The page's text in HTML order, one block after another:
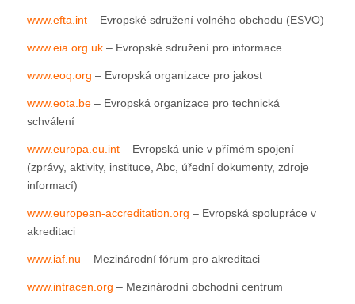
www.efta.int– Evropské sdružení volného obchodu (ESVO)
www.eia.org.uk– Evropské sdružení pro informace
www.eoq.org – Evropská organizace pro jakost
www.eota.be– Evropská organizace pro technická
schválení
www.europa.eu.int– Evropská unie v přímém spojení
(zprávy, aktivity, instituce, Abc, úřední dokumenty, zdroje
informací)
www.european-accreditation.org – Evropská spolupráce v
akreditaci
www.iaf.nu – Mezinárodní fórum pro akreditaci
www.intracen.org – Mezinárodní obchodní centrum